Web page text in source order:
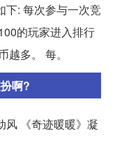
下: 每次参与一次竞
的玩家进入排行
多。 每。
啊?
风 《奇迹暖暖》凝